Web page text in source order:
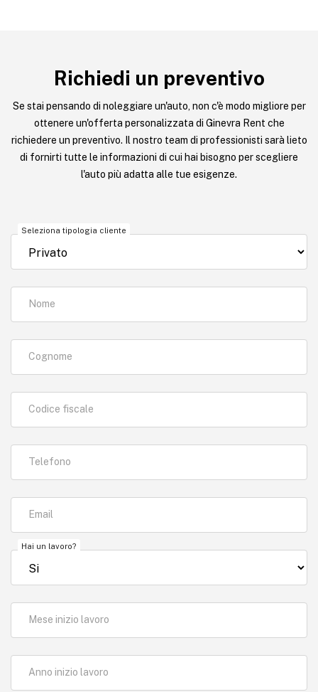
Richiedi un preventivo
Se stai pensando di noleggiare un'auto, non c'è modo migliore per
ottenere un'offerta personalizzata di Ginevra Rent che
richiedere un preventivo. Il nostro team di professionisti sarà lieto
di fornirti tutte le informazioni di cui hai bisogno per scegliere
l'auto più adatta alle tue esigenze.
Seleziona tipologia cliente
Nome
Cognome
Codice fiscale
Telefono
Email
Hai un lavoro?
Mese inizio lavoro
Anno inizio lavoro